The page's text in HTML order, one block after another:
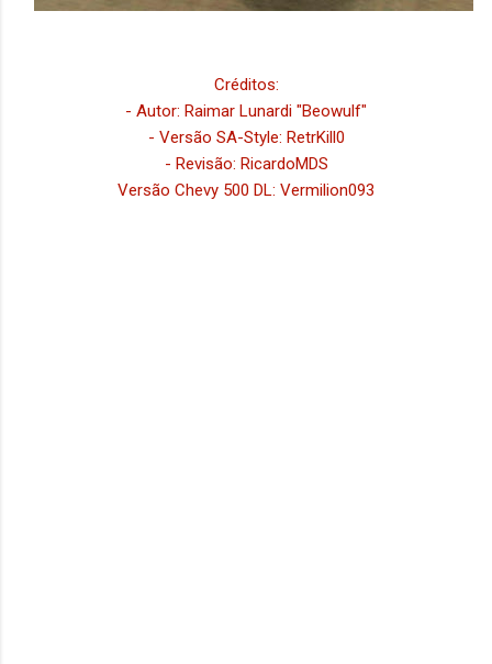
Créditos:
- Autor: Raimar Lunardi "Beowulf"
- Versão SA-Style: RetrKill0
- Revisão: RicardoMDS
Versão Chevy 500 DL: Vermilion093